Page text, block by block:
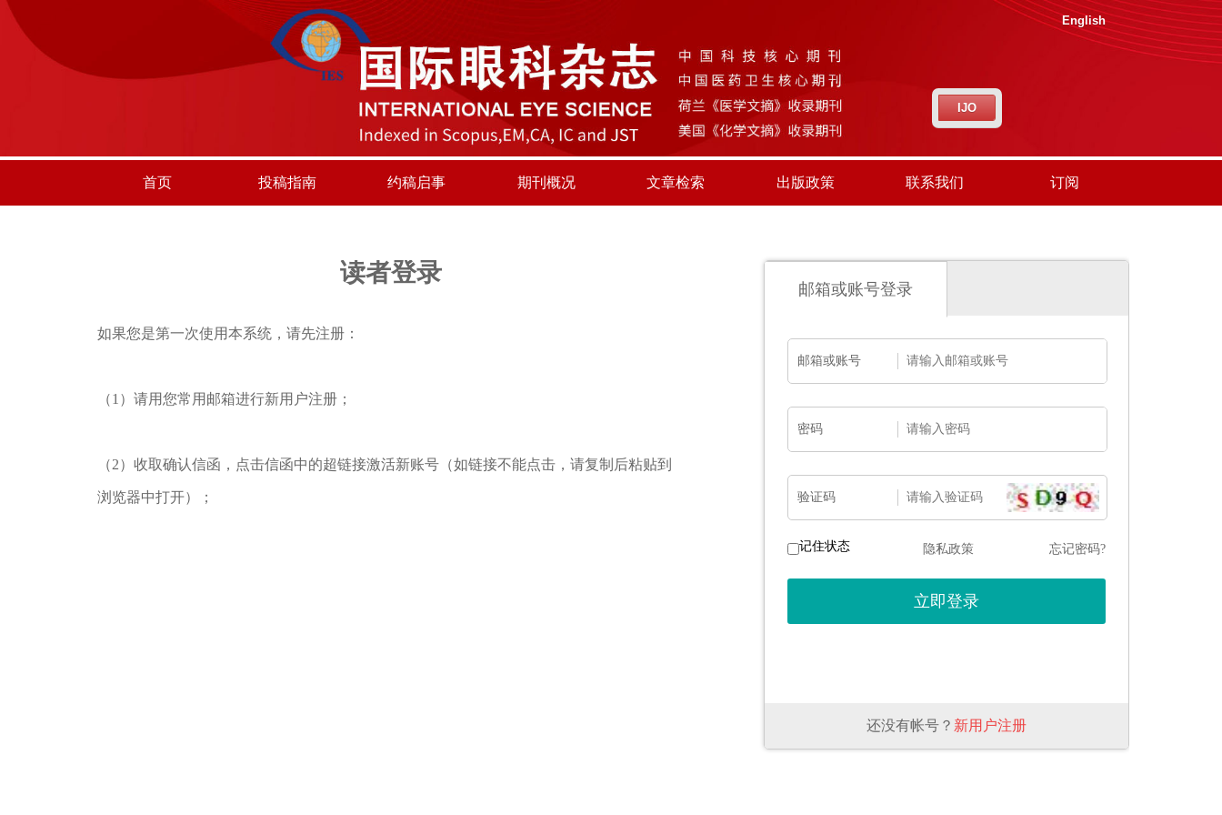
English
IJO
首页 投稿指南 约稿启事 期刊概况 文章检索 出版政策 联系我们 订阅
读者登录
如果您是第一次使用本系统，请先注册：
（1）请用您常用邮箱进行新用户注册；
（2）收取确认信函，点击信函中的超链接激活新账号（如链接不能点击，请复制后粘贴到
浏览器中打开）；
邮箱或账号登录
邮箱或账号
密码
验证码
记住状态 隐私政策 忘记密码?
还没有帐号？ 新用户注册